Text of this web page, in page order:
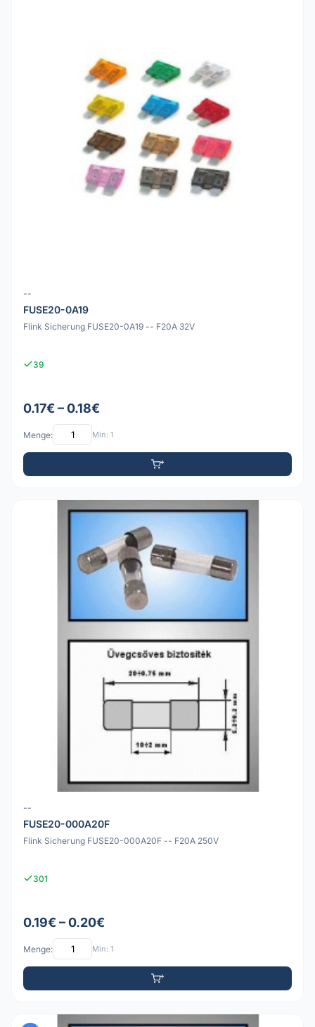
--
FUSE20-0A19
Flink Sicherung FUSE20-0A19 -- F20A 32V
39
0.17€ – 0.18€
Menge: Min: 1
--
FUSE20-000A20F
Flink Sicherung FUSE20-000A20F -- F20A 250V
301
0.19€ – 0.20€
Menge: Min: 1